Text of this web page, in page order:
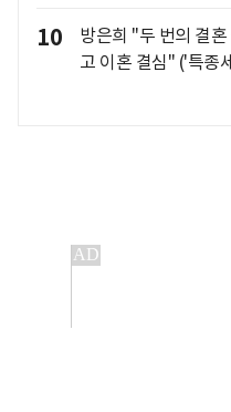
10
방은희 "두 번의 결
고 이혼 결심" ('특종